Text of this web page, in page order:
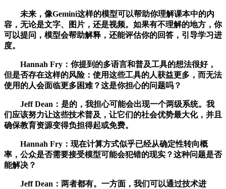
未来，像Gemini这样的模型可以帮助你理解课本中的内
容，无论是文字、图片，还是视频。如果有不理解的地方，你
可以提问，模型会帮助解释，还能评估你的回答，引导学习进
度。
Hannah Fry：你提到的多语言和普及工具的想法很好，
但是否存在这样的风险：使用这些工具的人获益更多，而无法
使用的人会面临更多困难？这是你担心的问题吗？
Jeff Dean：是的，我担心可能会出现一个两级系统。我
们应该努力让这些技术普及，让它们的社会优势最大化，并且
确保教育资源变得负担得起或免费。
Hannah Fry：现在计算方式似乎已经从确定性转向概
率，公众是否需要接受模型可能会犯错的现实？这种问题是否
能解决？
Jeff Dean：两者都有。一方面，我们可以通过技术进